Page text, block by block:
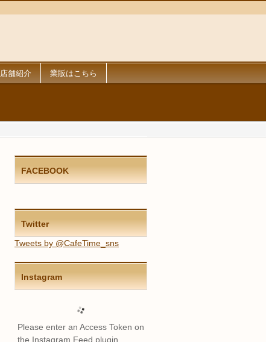
店舗紹介 業販はこちら
FACEBOOK
Twitter
Tweets by @CafeTime_sns
Instagram
Please enter an Access Token on
the Instagram Feed plugin